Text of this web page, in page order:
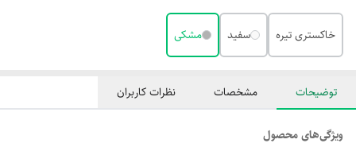
خاکستری تیره سفید مشکی
توضیحات مشخصات نظرات کاربران
ویژگی‌های محصول